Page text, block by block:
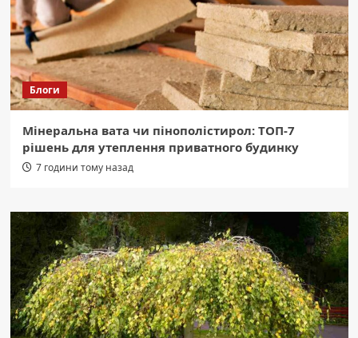
Блоги
Мінеральна вата чи пінополістирол: ТОП-7
рішень для утеплення приватного будинку
7 години тому назад